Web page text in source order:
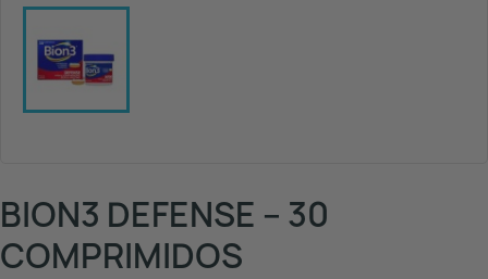
BION3 DEFENSE – 30
COMPRIMIDOS